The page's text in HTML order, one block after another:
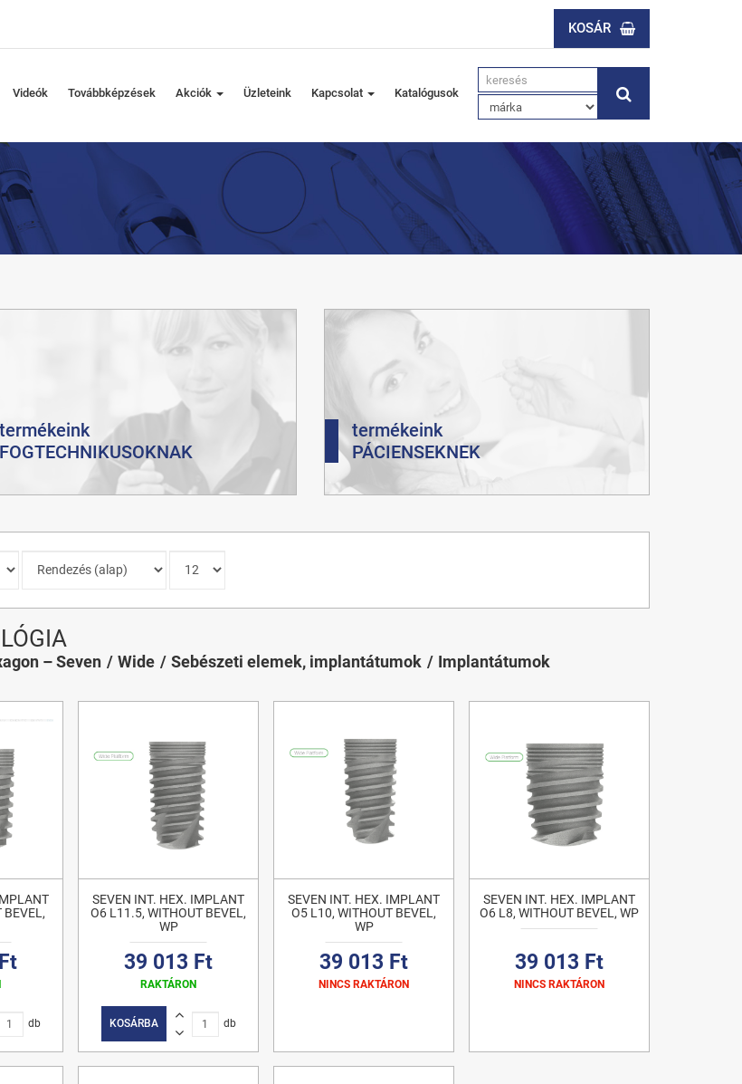
KOSÁR
Videók Továbbképzések Akciók Üzleteink Kapcsolat Katalógusok
termékeink
FOGTECHNIKUSOKNAK
termékeink
PÁCIENSEKNEK
– Seven Wide Sebészeti elemek, implantátumok Implantátumok
BEVEL,
db
SEVEN INT. HEX. IMPLANT
O6 L11.5, WITHOUT BEVEL,
WP
39 013 Ft
RAKTÁRON
KOSÁRBA db
SEVEN INT. HEX. IMPLANT
O5 L10, WITHOUT BEVEL,
WP
39 013 Ft
NINCS RAKTÁRON
SEVEN INT. HEX. IMPLANT
O6 L8, WITHOUT BEVEL, WP
39 013 Ft
NINCS RAKTÁRON